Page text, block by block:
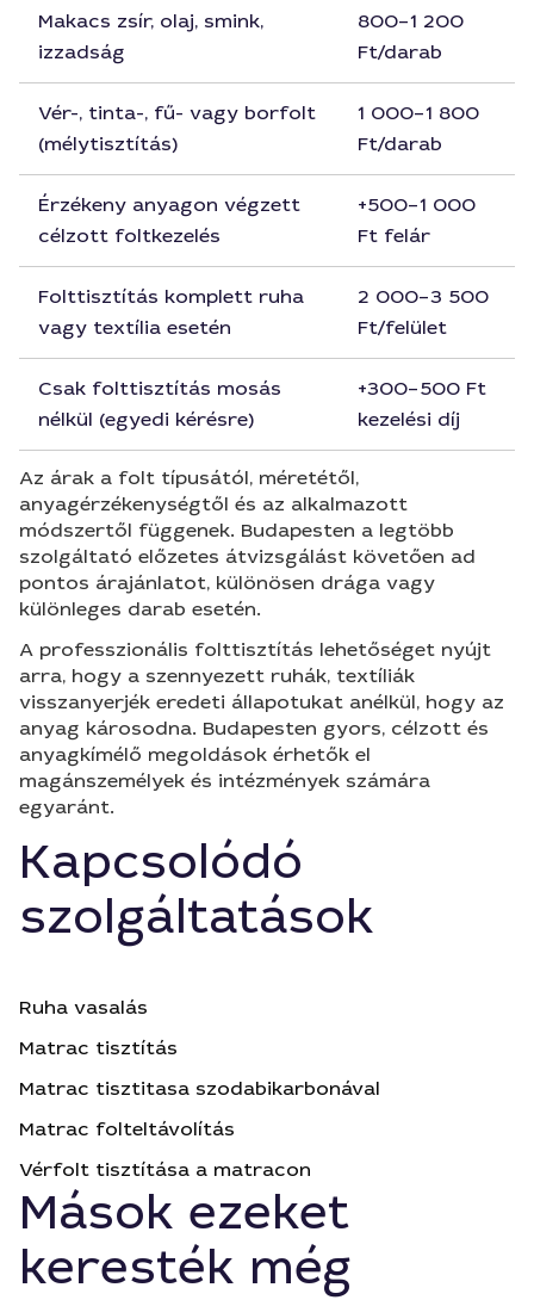
Makacs zsír, olaj, smink,
izzadság
800–1 200
Ft/darab
Vér-, tinta-, fű- vagy borfolt
(mélytisztítás)
1 000–1 800
Ft/darab
Érzékeny anyagon végzett
célzott foltkezelés
+500–1 000
Ft felár
Folttisztítás komplett ruha
vagy textília esetén
2 000–3 500
Ft/felület
Csak folttisztítás mosás
nélkül (egyedi kérésre)
+300–500 Ft
kezelési díj
Az árak a folt típusától, méretétől,
anyagérzékenységtől és az alkalmazott
módszertől függenek. Budapesten a legtöbb
szolgáltató előzetes átvizsgálást követően ad
pontos árajánlatot, különösen drága vagy
különleges darab esetén.
A professzionális folttisztítás lehetőséget nyújt
arra, hogy a szennyezett ruhák, textíliák
visszanyerjék eredeti állapotukat anélkül, hogy az
anyag károsodna. Budapesten gyors, célzott és
anyagkímélő megoldások érhetők el
magánszemélyek és intézmények számára
egyaránt.
Kapcsolódó
szolgáltatások
Ruha vasalás
Matrac tisztítás
Matrac tisztitasa szodabikarbonával
Matrac folteltávolítás
Vérfolt tisztítása a matracon
Mások ezeket
keresték még